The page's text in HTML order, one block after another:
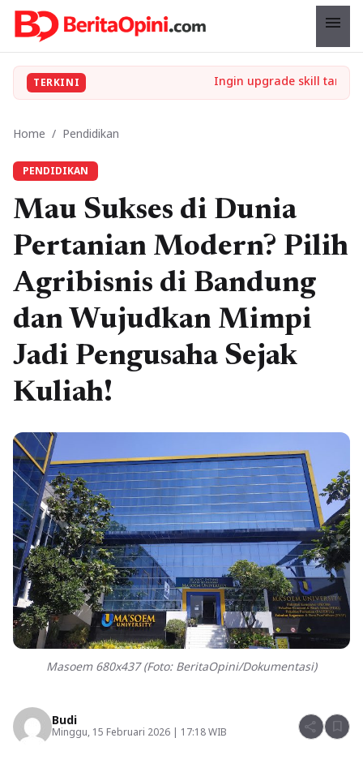
menu
TERKINI
Home / Pendidikan
PENDIDIKAN
Mau Sukses di Dunia
Pertanian Modern? Pilih
Agribisnis di Bandung
dan Wujudkan Mimpi
Jadi Pengusaha Sejak
Kuliah!
Masoem 680x437 (Foto: BeritaOpini/Dokumentasi)
Budi
Minggu, 15 Februari 2026 | 17:18 WIB share bookmark